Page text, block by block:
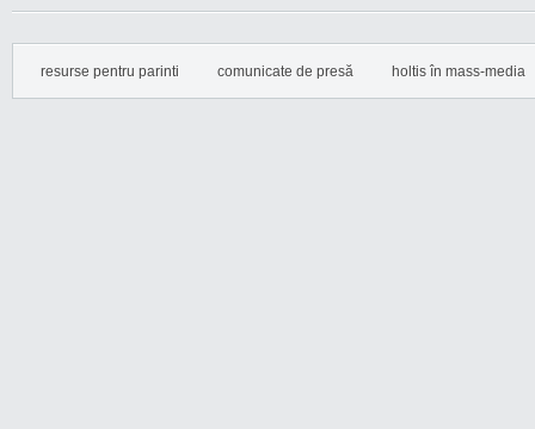
resurse pentru parinti comunicate de presă holtis în mass-media